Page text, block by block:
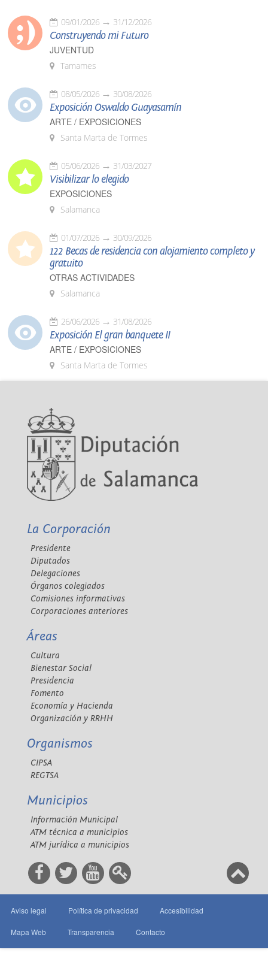
09/01/2026 31/12/2026
Construyendo mi Futuro
JUVENTUD
Tamames
08/05/2026 30/08/2026
Exposición Oswaldo Guayasamín
ARTE / EXPOSICIONES
Santa Marta de Tormes
05/06/2026 31/03/2027
Visibilizar lo elegido
EXPOSICIONES
Salamanca
01/07/2026 30/09/2026
122 Becas de residencia con alojamiento completo y
gratuito
OTRAS ACTIVIDADES
Salamanca
26/06/2026 31/08/2026
Exposición El gran banquete II
ARTE / EXPOSICIONES
Santa Marta de Tormes
La Corporación
Presidente
Diputados
Delegaciones
Órganos colegiados
Comisiones informativas
Corporaciones anteriores
Áreas
Cultura
Bienestar Social
Presidencia
Fomento
Economía y Hacienda
Organización y RRHH
Organismos
CIPSA
REGTSA
Municipios
Información Municipal
ATM técnica a municipios
ATM jurídica a municipios
Aviso legal Política de privacidad Accesibilidad
Mapa Web Transparencia Contacto